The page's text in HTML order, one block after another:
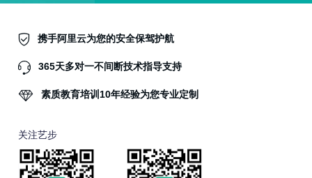
携手阿里云为您的安全保驾护航
365天多对一不间断技术指导支持
素质教育培训10年经验为您专业定制
关注艺步